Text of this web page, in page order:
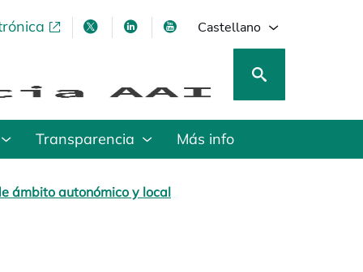
abre en una pestaña nueva
se abre en una pestaña nueva
se abre en una pestaña nueva
se abre en una pestaña
Castellano
Transparencia Más info
ámbito autonómico y local